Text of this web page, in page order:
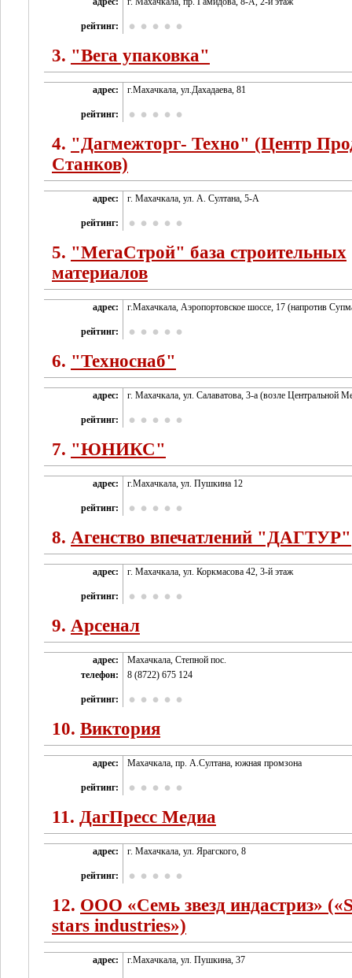
рейтинг:
3. "Вега упаковка"
адрес: г.Махачкала, ул.Дахадаева, 81
рейтинг:
4. "Дагмежторг- Техно" (Центр
Станков)
адрес: г. Махачкала, ул. А. Султана, 5-А
рейтинг:
5. "МегаСтрой" база строительных
материалов
адрес: г.Махачкала, Аэропортовское шоссе, 17 (напротив
рейтинг:
6. "Техноснаб"
адрес: г. Махачкала, ул. Салаватова, 3-а (возле Центральной
рейтинг:
7. "ЮНИКС"
адрес: г.Махачкала, ул. Пушкина 12
рейтинг:
8. Агенство впечатлений "ДАГТУР"
адрес: г. Махачкала, ул. Коркмасова 42, 3-й этаж
рейтинг:
9. Арсенал
адрес:
Махачкала, Степной пос.
телефон:
8 (8722) 675 124
рейтинг:
10. Виктория
адрес: Махачкала, пр. А.Султана, южная промзона
рейтинг:
11. ДагПресс Медиа
адрес: г. Махачкала, ул. Ярагского, 8
рейтинг:
12. ООО «Семь звезд индастриз»
stars industries»)
адрес: г.Махачкала, ул. Пушкина, 37